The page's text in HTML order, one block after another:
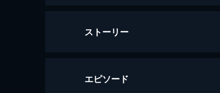
ストーリー
エピソード